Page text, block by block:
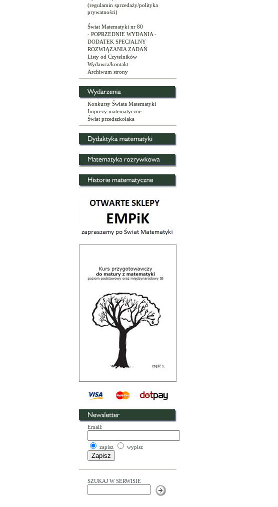
(regulamin sprzedaży/polityka
prywatności)
Świat Matematyki nr 80
- POPRZEDNIE WYDANIA -
DODATEK SPECJALNY
ROZWIĄZANIA ZADAŃ
Listy od Czytelników
Wydawca/kontakt
Archiwum strony
Konkursy Świata Matematyki
Imprezy matematyczne
Świat przedszkolaka
Email:
zapisz wypisz
SZUKAJ W SERWISIE